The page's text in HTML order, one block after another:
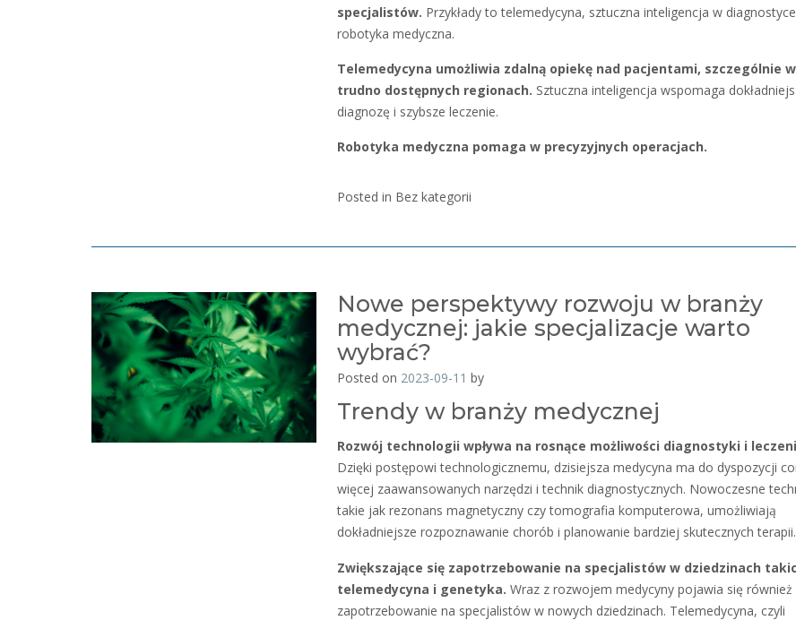
specjalistów. Przykłady to telemedycyna, sztuczna inteligencja w
robotyka medyczna.
Telemedycyna umożliwia zdalną opiekę nad pacjentami, szczególnie w
trudno dostępnych regionach. Sztuczna inteligencja wspomaga
diagnozę i szybsze leczenie.
Robotyka medyczna pomaga w precyzyjnych operacjach.
Posted in Bez kategorii
Nowe perspektywy rozwoju w branży
medycznej: jakie specjalizacje warto
wybrać?
Posted on 2023-09-11 by
Trendy w branży medycznej
Rozwój technologii wpływa na rosnące możliwości diagnostyki i
Dzięki postępowi technologicznemu, dzisiejsza medycyna ma do dyspozycji
więcej zaawansowanych narzędzi i technik diagnostycznych. Nowoczesne
takie jak rezonans magnetyczny czy tomografia komputerowa, umożliwiają
dokładniejsze rozpoznawanie chorób i planowanie bardziej skutecznych terapii.
Zwiększające się zapotrzebowanie na specjalistów w dziedzinach
telemedycyna i genetyka. Wraz z rozwojem medycyny pojawia się również
zapotrzebowanie na specjalistów w nowych dziedzinach. Telemedycyna, czyli